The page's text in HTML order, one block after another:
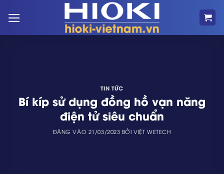
qua
TIN TỨC
Bí kíp sử dụng đồng hồ vạn năng
điện tử siêu chuẩn
ĐĂNG VÀO 21/03/2023 BỞIVIỆT WETECH